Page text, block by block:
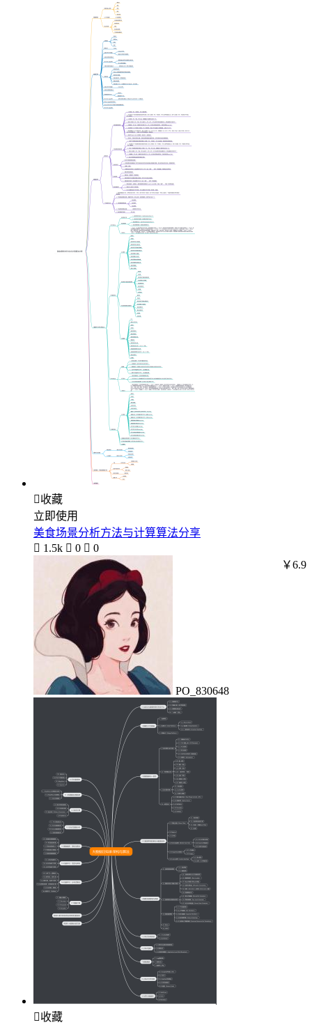
收藏
立即使用
美食场景分析方法与计算算法分享
 1.5k  0  0
PO_830648
￥6.9
收藏